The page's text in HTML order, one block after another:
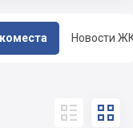
Новости
 